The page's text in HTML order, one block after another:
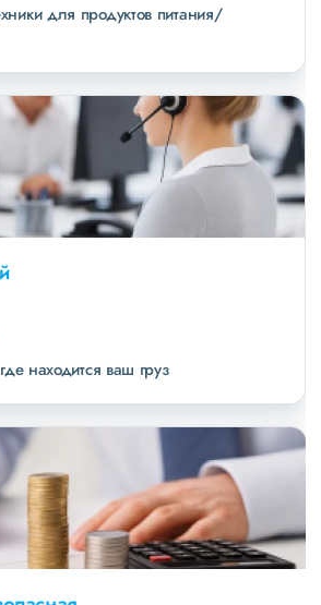
для продуктов питания/
находится ваш груз